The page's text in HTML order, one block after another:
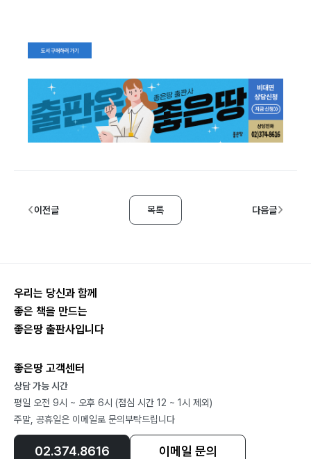
이전글 목록 다음글
우리는 당신과 함께
좋은 책을 만드는
좋은땅 출판사입니다
좋은땅 고객센터
상담 가능 시간
평일 오전 9시 ~ 오후 6시 (점심 시간 12 ~ 1시 제외)
주말, 공휴일은 이메일로 문의부탁드립니다
02.374.8616 이메일 문의